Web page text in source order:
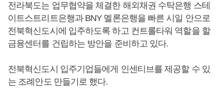
전라북도는 업무협약을 체결한 해외채권 수탁은행 스테
이트스트리트은행과 BNY 멜론은행을 빠른 시일 안으로
전북혁신도시에 입주하도록 하고 컨트롤타워 역할을 할
금융센터를 건립하는 방안을 준비하고 있다.
전북혁신도시 입주기업들에게 인센티브를 제공할 수 있
는 조례안도 만들기로 했다.